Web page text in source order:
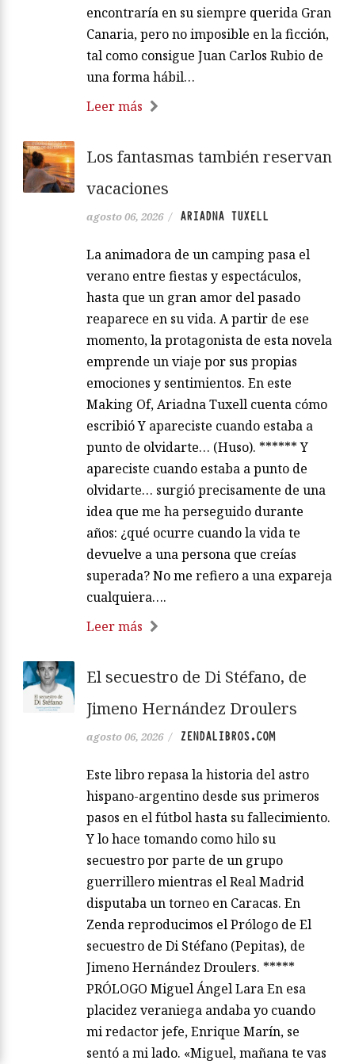
encontraría en su siempre querida Gran
Canaria, pero no imposible en la ficción,
tal como consigue Juan Carlos Rubio de
una forma hábil…
Leer más
Los fantasmas también reservan
vacaciones
agosto 06, 2026 / ARIADNA TUXELL
La animadora de un camping pasa el
verano entre fiestas y espectáculos,
hasta que un gran amor del pasado
reaparece en su vida. A partir de ese
momento, la protagonista de esta novela
emprende un viaje por sus propias
emociones y sentimientos. En este
Making Of, Ariadna Tuxell cuenta cómo
escribió Y apareciste cuando estaba a
punto de olvidarte… (Huso). ****** Y
apareciste cuando estaba a punto de
olvidarte… surgió precisamente de una
idea que me ha perseguido durante
años: ¿qué ocurre cuando la vida te
devuelve a una persona que creías
superada? No me refiero a una expareja
cualquiera….
Leer más
El secuestro de Di Stéfano, de
Jimeno Hernández Droulers
agosto 06, 2026 / ZENDALIBROS.COM
Este libro repasa la historia del astro
hispano-argentino desde sus primeros
pasos en el fútbol hasta su fallecimiento.
Y lo hace tomando como hilo su
secuestro por parte de un grupo
guerrillero mientras el Real Madrid
disputaba un torneo en Caracas. En
Zenda reproducimos el Prólogo de El
secuestro de Di Stéfano (Pepitas), de
Jimeno Hernández Droulers. *****
PRÓLOGO Miguel Ángel Lara En esa
placidez veraniega andaba yo cuando
mi redactor jefe, Enrique Marín, se
sentó a mi lado. «Miguel, mañana te vas